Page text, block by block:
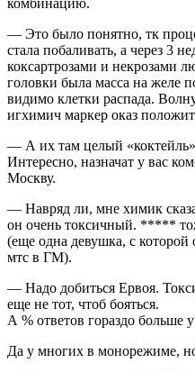
— Это было понятно, тк
стала побаливать, а через 3
коксартрозами и некрозами
головки была масса на желе
видимо клетки распада.
игхимич маркер оказ
— А их там целый
Интересно, назначат у вас
Москву.
— Навряд ли, мне химик
он очень токсичный. *****
(еще одна девушка, с которой
мтс в ГМ).
— Надо добиться Ервоя.
еще не тот, чтоб бояться.
А % ответов гораздо больше
Да у многих в монорежиме,